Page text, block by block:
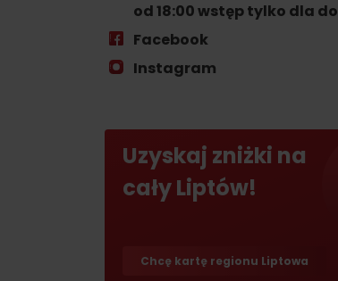
Znajdź go razem z
Liptov Region Card!
Liptov Region Card!
VŠETKY ČLÁNKY
od 18:00 wstęp tylko dla
Facebook
Instagram
Uzyskaj zniżki na
cały Liptów!
Chcę kartę regionu Liptowa